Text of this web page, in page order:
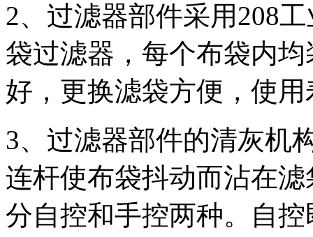
2、过滤器部件采用208
袋过滤器，每个布袋内
好，更换滤袋方便，使
3、过滤器部件的清灰机
连杆使布袋抖动而沾在
分自控和手控两种。自